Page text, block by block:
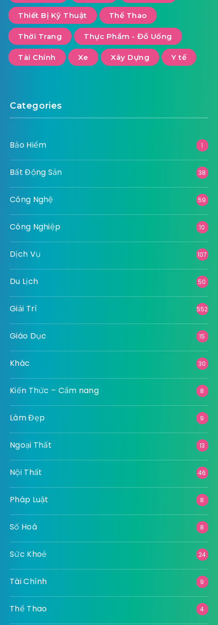
Thiết Bị Kỹ Thuật Thể Thao
Thời Trang Thực Phẩm - Đồ Uống
Tài Chính Xe Xây Dựng Y tế
Categories
Bảo Hiểm 1
Bất Động Sản 38
Công Nghệ 59
Công Nghiệp 10
Dịch Vụ 107
Du Lịch 50
Giải Trí 552
Giáo Dục 15
Khác 30
Kiến Thức – Cẩm nang 8
Làm Đẹp 9
Ngoại Thất 13
Nội Thất 46
Pháp Luật 8
Số Hoá 8
Sức Khoẻ 24
Tài Chính 9
Thể Thao 4